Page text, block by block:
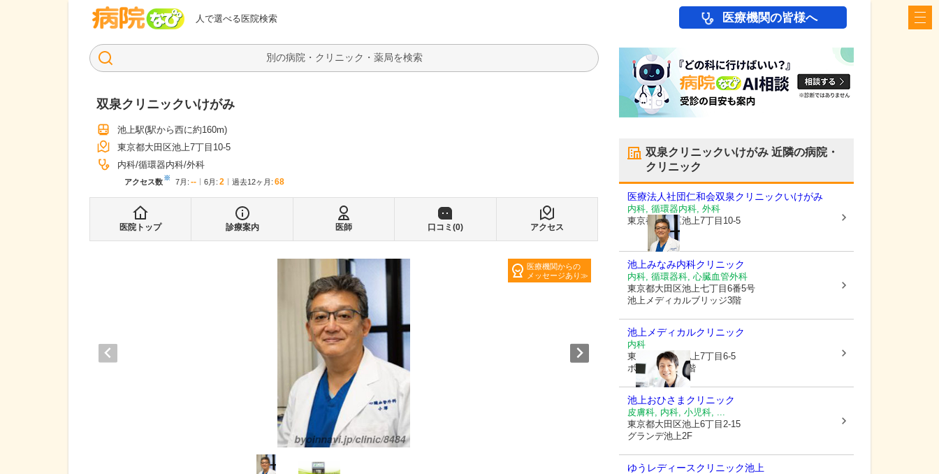
人で選べる医院検索
病院なび 医療機関の皆様へ
検索
双泉クリニックいけがみ
池上駅(駅から西に約160m)
東京都大田区池上7丁目10-5
内科 循環器内科 外科
アクセス数※ 7月 : -- 6月 : 2 過去12ヶ月: 68
医院トップ 診療案内 医師 口コミ(0) アクセス
医療機関からの
メッセージあり
双泉クリニックいけがみ 近隣の病院・
クリニック
医療法人社団仁和会双泉クリニックいけがみ
内科, 循環器内科, 外科
東京都大田区池上7丁目10-5
池上みなみ内科クリニック
内科, 循環器科, 心臓血管外科
東京都大田区池上七丁目6番5号
池上メディカルブリッジ3階
池上メディカルクリニック
内科
東京都大田区
池上7丁目6-5
ボニータビル4階
池上おひさまクリニック
皮膚科, 内科, 小児科, ...
東京都大田区池上6丁目2-15
グランデ池上2F
ゆうレディースクリニック池上